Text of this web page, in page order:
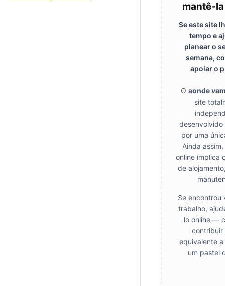
mantê-
Se este site
tempo e
planear o
semana,
apoiar o
O aonde
site
desenvolvido
por uma
Ainda
online implica
de
Se encontrou
trabalho,
lo online —
contribuir
equivalente
um pastel